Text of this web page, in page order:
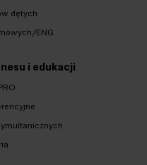
dętych
ENG
i edukacji